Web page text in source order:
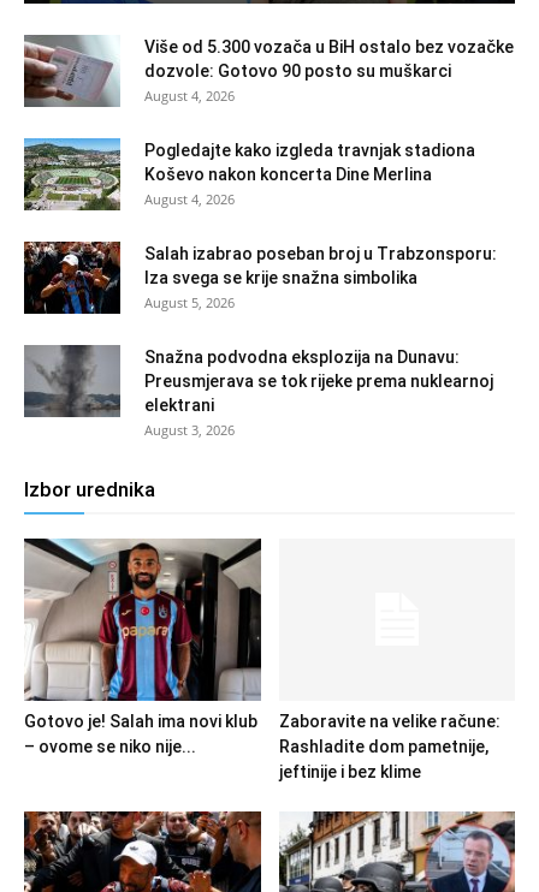
Više od 5.300 vozača u BiH ostalo bez vozačke
dozvole: Gotovo 90 posto su muškarci
August 4, 2026
Pogledajte kako izgleda travnjak stadiona
Koševo nakon koncerta Dine Merlina
August 4, 2026
Salah izabrao poseban broj u Trabzonsporu:
Iza svega se krije snažna simbolika
August 5, 2026
Snažna podvodna eksplozija na Dunavu:
Preusmjerava se tok rijeke prema nuklearnoj
elektrani
August 3, 2026
Izbor urednika
Gotovo je! Salah ima novi klub
– ovome se niko nije...
Zaboravite na velike račune:
Rashladite dom pametnije,
jeftinije i bez klime